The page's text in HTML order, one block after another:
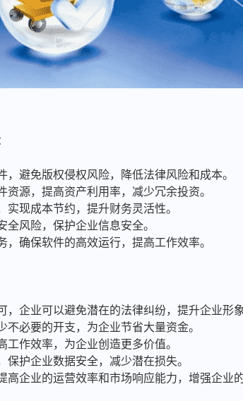
避免版权侵权风险，降低法律风险和成本。
源，提高资产利用率，减少冗余投资。
现成本节约，提升财务灵活性。
风险，保护企业信息安全。
确保软件的高效运行，提高工作效率。
企业可以避免潜在的法律纠纷，提升企业形象
必要的开支，为企业节省大量资金。
作效率，为企业创造更多价值。
护企业数据安全，减少潜在损失。
高企业的运营效率和市场响应能力，增强企业